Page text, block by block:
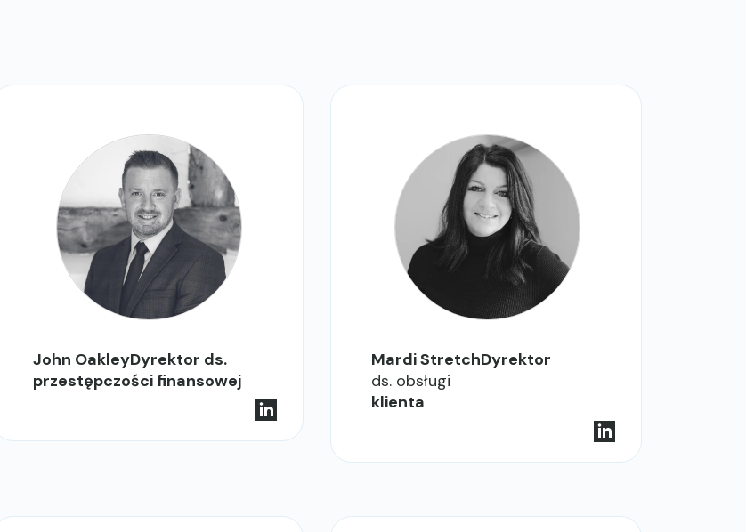
John OakleyDyrektor ds.
przestępczości finansowej
Mardi StretchDyrektor
ds. obsługi
klienta